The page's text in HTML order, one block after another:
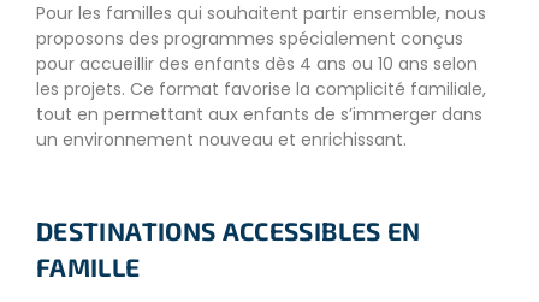
Pour les familles qui souhaitent partir ensemble, nous
proposons des programmes spécialement conçus
pour accueillir des enfants dès 4 ans ou 10 ans selon
les projets. Ce format favorise la complicité familiale,
tout en permettant aux enfants de s’immerger dans
un environnement nouveau et enrichissant.
DESTINATIONS ACCESSIBLES EN
FAMILLE